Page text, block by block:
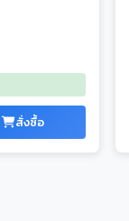
สั่งซื้อ